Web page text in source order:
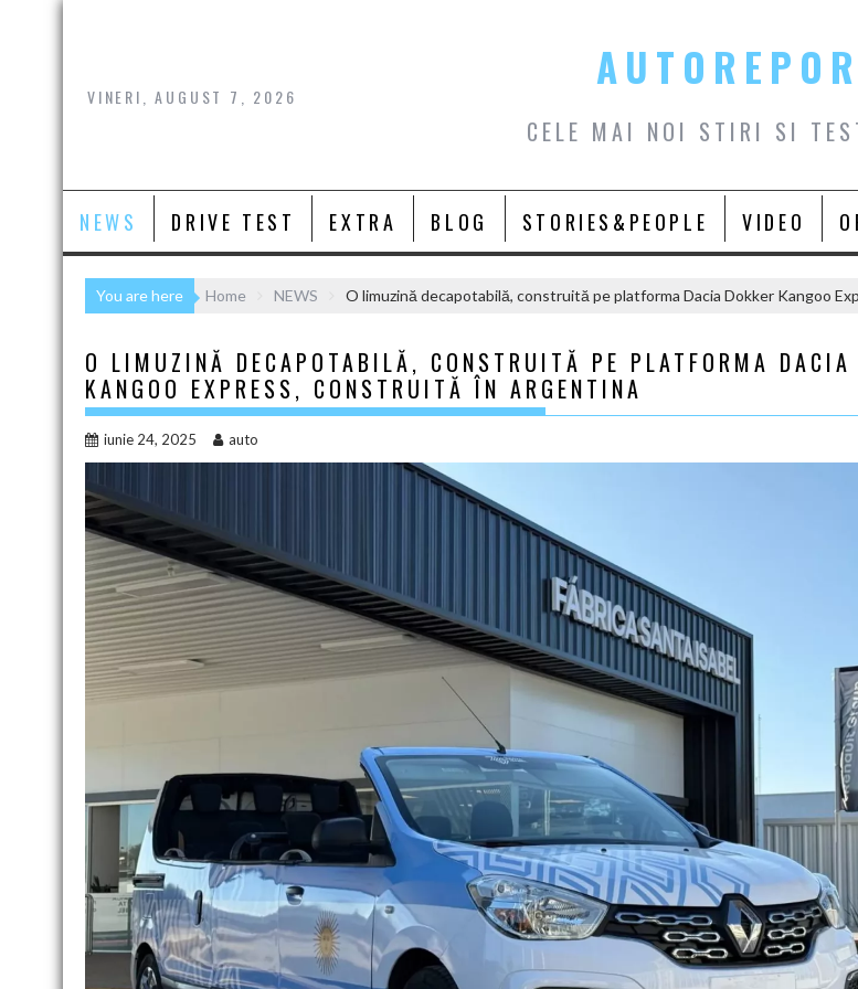
Skip
VINERI, AUGUST 7, 2026
CELE MAI NOI STIRI SI
NEWS DRIVE TEST EXTRA BLOG STORIES&PEOPLE VIDEO
You are here Home NEWS O limuzină decapotabilă, construită pe platforma Dacia Dokker Kangoo
O LIMUZINĂ DECAPOTABILĂ, CONSTRUITĂ PE PLATFORMA DACIA
KANGOO EXPRESS, CONSTRUITĂ ÎN ARGENTINA
iunie 24, 2025 auto